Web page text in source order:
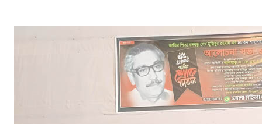
বঙ্গবন্ধুর শাহাদাৎ বার্ষিকী উপলক্ষে পিরোজপুরে জেলা মহিলা আওয়ামীলীগের দোয়া মাহফিল